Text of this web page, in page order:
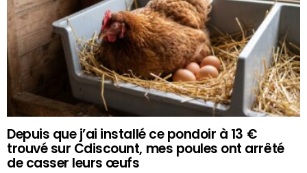
Depuis que j’ai installé ce pondoir à 13 €
trouvé sur Cdiscount, mes poules ont arrêté
de casser leurs œufs